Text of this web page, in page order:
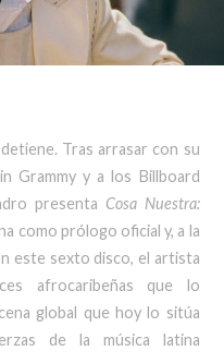
Tras arrasar con su
Grammy y a los Billboard
presenta Cosa Nuestra:
como prólogo oficial y, a la
este sexto disco, el artista
afrocaribeñas que lo
global que hoy lo sitúa
de la música latina